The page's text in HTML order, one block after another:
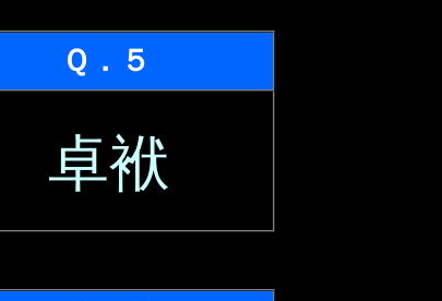
Ｑ．５
卓袱